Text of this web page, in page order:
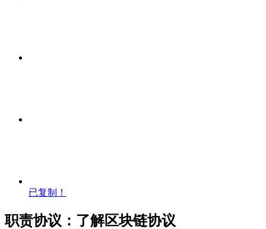
已复制！
职责协议：了解区块链协议